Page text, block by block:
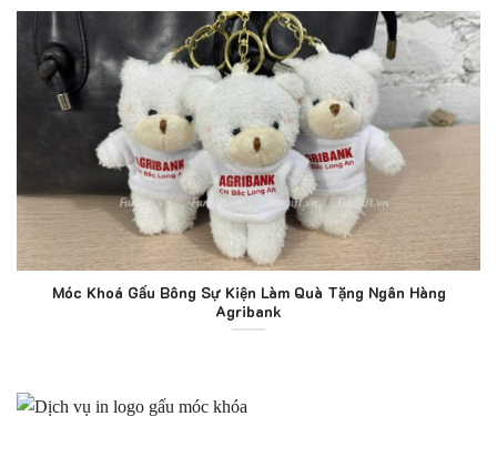
Móc Khoá Gấu Bông Sự Kiện Làm Quà Tặng Ngân Hàng
Agribank